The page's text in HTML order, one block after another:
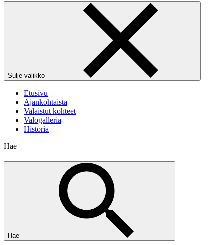
Sulje valikko
Etusivu
Ajankohtaista
Valaistut kohteet
Valogalleria
Historia
Hae
Hae